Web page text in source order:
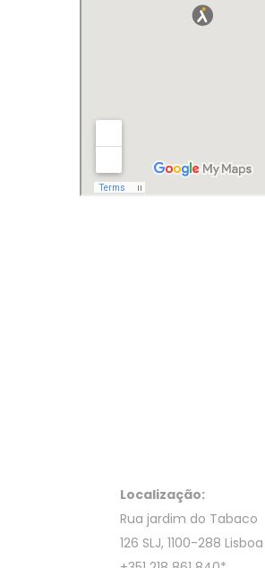
Localização:
Rua jardim do Tabaco
126 SLJ, 1100-288 Lisboa